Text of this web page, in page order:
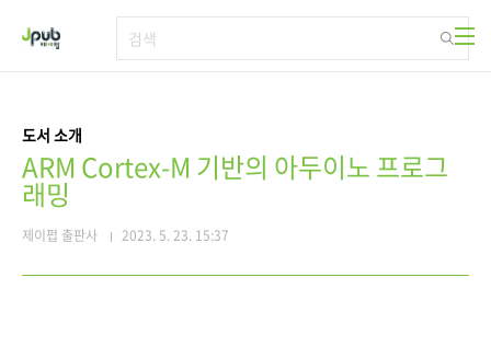
도서 소개
ARM Cortex-M 기반의 아두이노 프로그
래밍
제이펍 출판사 2023. 5. 23. 15:37